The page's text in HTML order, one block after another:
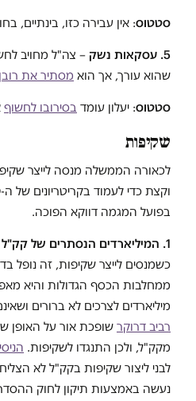
סטטוס: אין עבירה כזו, בינתיים,
5. עסקאות נשק
– צה"ל מחויב
שהוא עורך, אך הוא מסתיר את רובן
סטטוס: יעלון עומד בסירובו לחשוף
שקיפות
לכאורה הממשלה מנסה לייצר
בפועל המגמה דווקא הפוכה.
1. המיליארדים הנסתרים של קק"ל והחטיבה להתיישבות
כשמנסים לייצר שקיפות, זה נופל
ממחלבות הכסף הגדולות והיא
מיליארדים לצרכים לא ברורים
רביב דרוקר שופכת אור על האופן
מקק"ל, ולכן התנגדו לשקיפות.
לבני ליצור שקיפות בקק"ל לא
נעשה באמצעות תיקון לחוק